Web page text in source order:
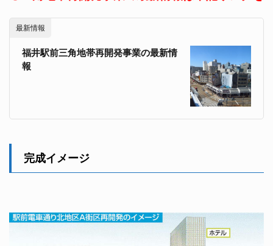
最新情報
福井駅前三角地帯再開発事業の最新情
報
完成イメージ